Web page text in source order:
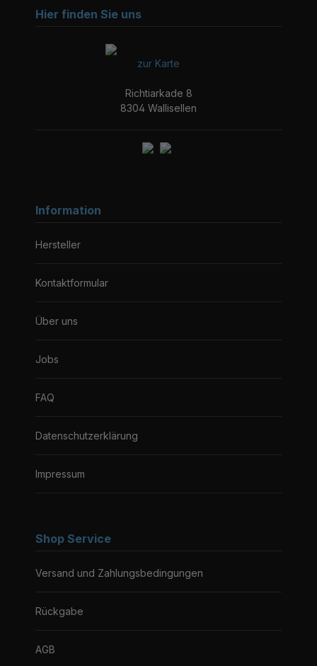
Hier finden Sie uns
zur Karte
Richtiarkade 8
8304 Wallisellen
Information
Hersteller
Kontaktformular
Über uns
Jobs
FAQ
Datenschutzerklärung
Impressum
Shop Service
Versand und Zahlungsbedingungen
Rückgabe
AGB